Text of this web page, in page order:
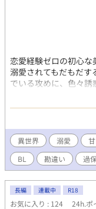
恋愛経験ゼロの初心
溺愛されてもだもだす
でいる攻めに、色々
恋愛事情に絶望した
させられる。 森で一
団長リベルトに助け
ってみたら、人間離れ
り、男同士の恋愛が普
り、黒髪が原因で事
ベルトが中々手を出し
大胆なことをして振り
りR18シーンがあり
以外とのR18シーンあり
異世界 溺愛
BL
勘違い 過
長編 連載中 R18
お気に入り : 124 24h.ポ